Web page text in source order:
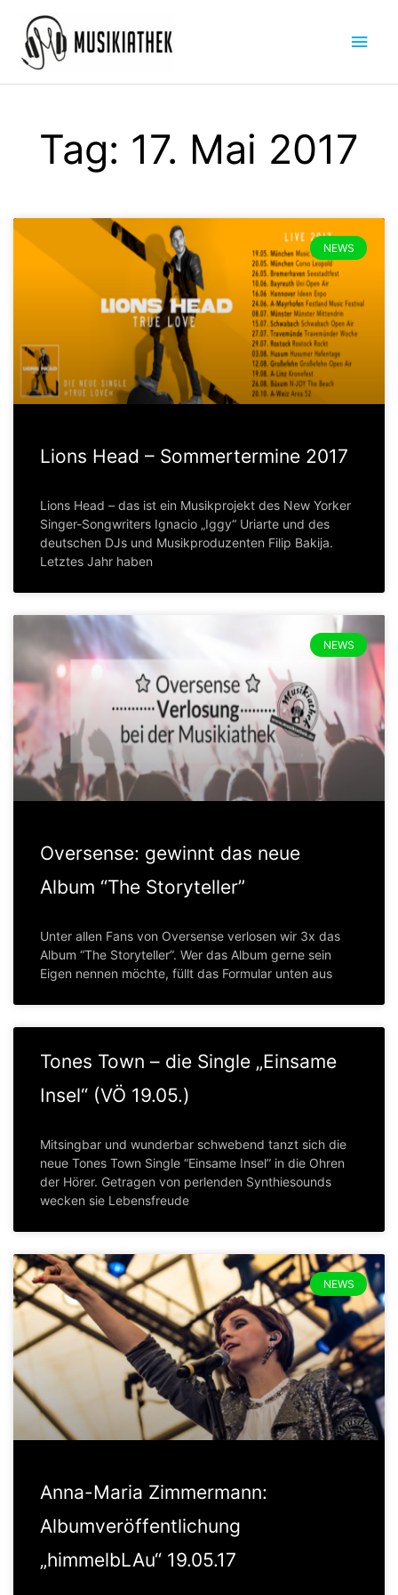
Inhalt
springen
Tag: 17. Mai 2017
NEWS
Lions Head – Sommertermine 2017
Lions Head – das ist ein Musikprojekt des New Yorker
Singer-Songwriters Ignacio „Iggy“ Uriarte und des
deutschen DJs und Musikproduzenten Filip Bakija.
Letztes Jahr haben
NEWS
Oversense: gewinnt das neue
Album “The Storyteller”
Unter allen Fans von Oversense verlosen wir 3x das
Album “The Storyteller”. Wer das Album gerne sein
Eigen nennen möchte, füllt das Formular unten aus
Tones Town – die Single „Einsame
Insel“ (VÖ 19.05.)
Mitsingbar und wunderbar schwebend tanzt sich die
neue Tones Town Single “Einsame Insel” in die Ohren
der Hörer. Getragen von perlenden Synthiesounds
wecken sie Lebensfreude
NEWS
Anna-Maria Zimmermann:
Albumveröffentlichung
„himmelbLAu“ 19.05.17